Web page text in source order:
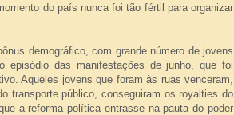
do país nunca foi tão fértil para organizar
demográfico, com grande número de jovens
episódio das manifestações de junho, que foi
Aqueles jovens que foram às ruas venceram,
transporte público, conseguiram os royalties do
a reforma política entrasse na pauta do poder